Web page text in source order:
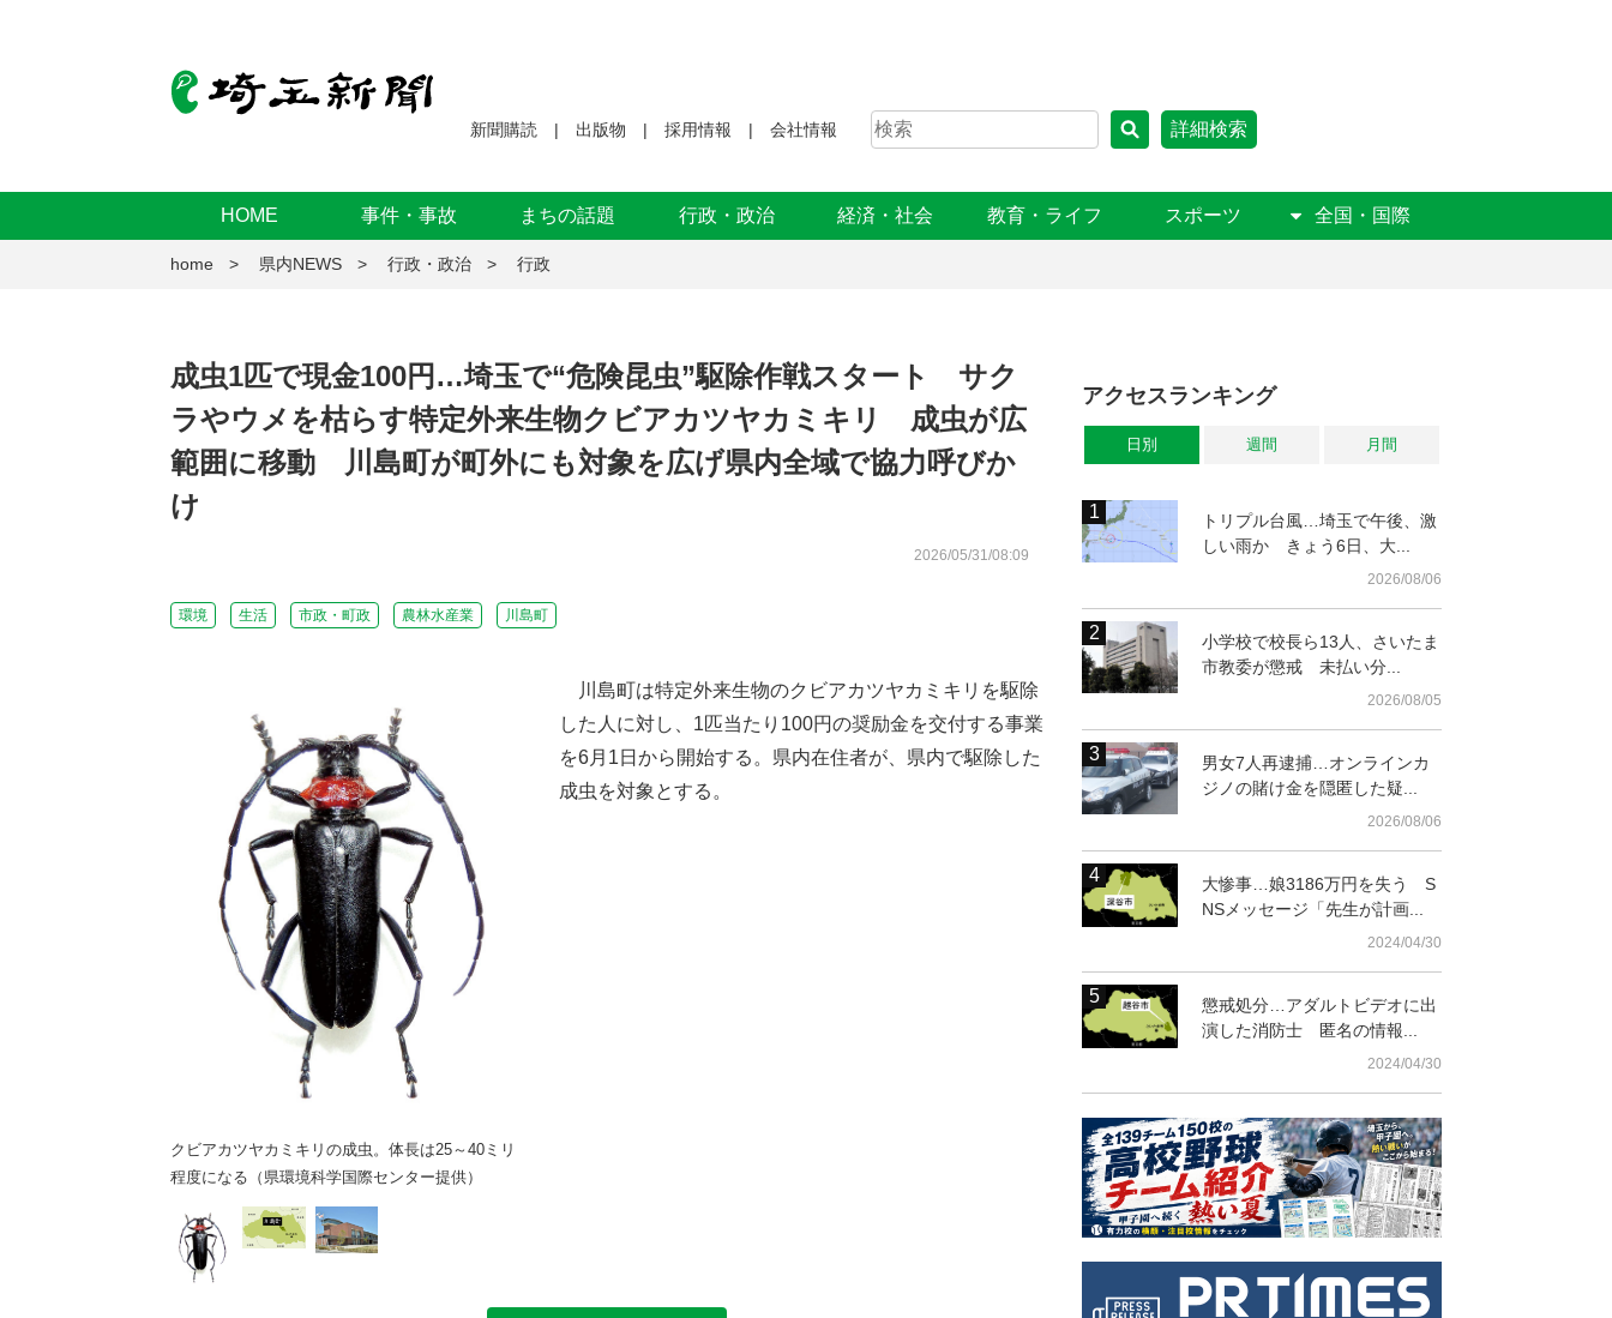
新聞購読 出版物 採用情報 会社情報 詳細検索
HOME 事件・事故 まちの話題 行政・政治 経済・社会 教育・ライフ スポーツ 全国・国際
home 県内NEWS 行政・政治 行政
成虫1匹で現金100円…埼玉で“危険昆虫”駆除作戦スタート サク
ラやウメを枯らす特定外来生物クビアカツヤカミキリ 成虫が広
範囲に移動 川島町が町外にも対象を広げ県内全域で協力呼びか
け
2026/05/31/08:09
環境 生活 市政・町政 農林水産業 川島町
クビアカツヤカミキリの成虫。体長は25～40ミリ
程度になる（県環境科学国際センター提供）
クビアカツヤカミキリの成虫。体長は25～40ミリ
程度になる（県環境科学国際センター提供）
川島町は特定外来生物のクビアカツヤカミキリを駆除
した人に対し、1匹当たり100円の奨励金を交付する事業
を6月1日から開始する。県内在住者が、県内で駆除した
成虫を対象とする。
アクセスランキング
日別 週間 月間
トリプル台風…埼玉で午後、激
しい雨か きょう6日、大...
2026/08/06
小学校で校長ら13人、さいたま
市教委が懲戒 未払い分...
2026/08/05
男女7人再逮捕…オンラインカ
ジノの賭け金を隠匿した疑...
2026/08/06
大惨事…娘3186万円を失う S
NSメッセージ「先生が計画...
2024/04/30
懲戒処分…アダルトビデオに出
演した消防士 匿名の情報...
2024/04/30